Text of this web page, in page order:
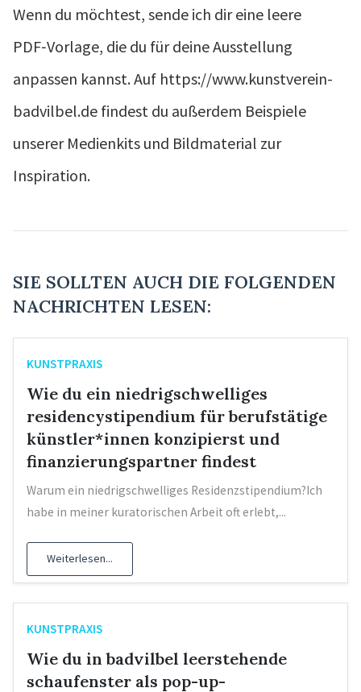
Wenn du möchtest, sende ich dir eine leere
PDF‑Vorlage, die du für deine Ausstellung
anpassen kannst. Auf https://www.kunstverein-
badvilbel.de findest du außerdem Beispiele
unserer Medienkits und Bildmaterial zur
Inspiration.
SIE SOLLTEN AUCH DIE FOLGENDEN
NACHRICHTEN LESEN:
KUNSTPRAXIS
Wie du ein niedrigschwelliges
residencystipendium für berufstätige
künstler*innen konzipierst und
finanzierungspartner findest
Warum ein niedrigschwelliges Residenzstipendium?Ich
habe in meiner kuratorischen Arbeit oft erlebt,...
Weiterlesen...
KUNSTPRAXIS
Wie du in badvilbel leerstehende
schaufenster als pop-up-